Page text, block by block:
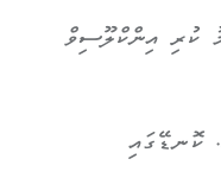
ކުރި އިންކްލޫސިވް
ކޮނޑޭގައި